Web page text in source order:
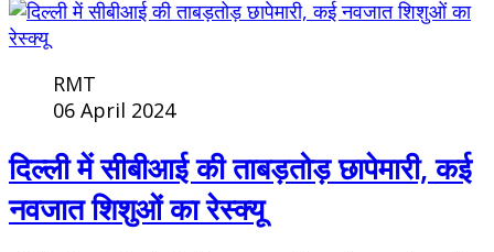
RMT
06 April 2024
दिल्ली में सीबीआई की ताबड़तोड़ छापेमारी, कई
नवजात शिशुओं का रेस्क्यू